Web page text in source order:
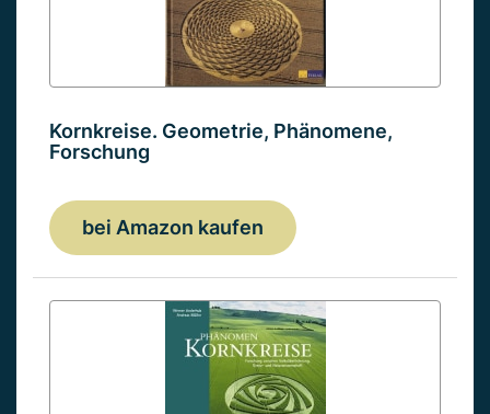
Kornkreise. Geometrie, Phänomene,
Forschung
bei Amazon kaufen